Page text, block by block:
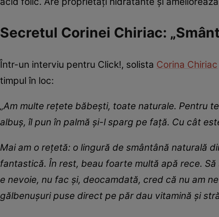
Secretul Corinei Chiriac:
Într-un interviu pentru Click!, solista Corina Chiriac
timpul în loc:
„Am multe reţete băbeşti, toate naturale. Pentru
albuş, îl pun în palmă şi-l sparg pe faţă. Cu cât
Mai am o reţetă: o lingură de smântână naturală
fantastică. În rest, beau foarte multă apă rece.
e nevoie, nu fac şi, deocamdată, cred că nu am
gălbenuşuri puse direct pe păr dau vitamină şi